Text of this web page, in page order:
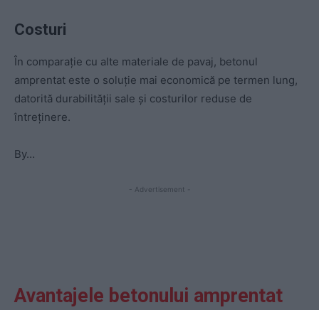
Costuri
În comparație cu alte materiale de pavaj, betonul
amprentat este o soluție mai economică pe termen lung,
datorită durabilității sale și costurilor reduse de
întreținere.
By…
- Advertisement -
Avantajele betonului amprentat